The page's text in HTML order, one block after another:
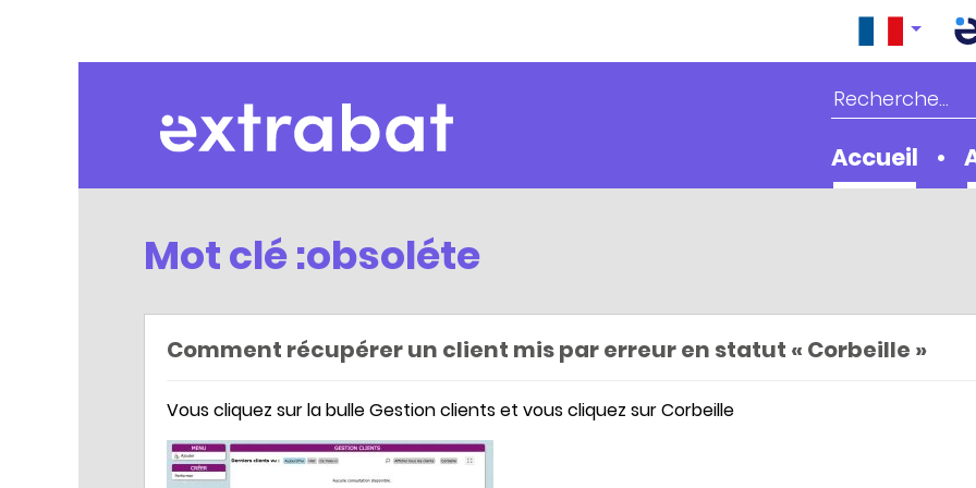
Extrabat – Le Blog
Accueil
Mot clé :obsoléte
Comment récupérer un client mis par erreur en statut « Corbeille »
Vous cliquez sur la bulle Gestion clients et vous cliquez sur Corbeille